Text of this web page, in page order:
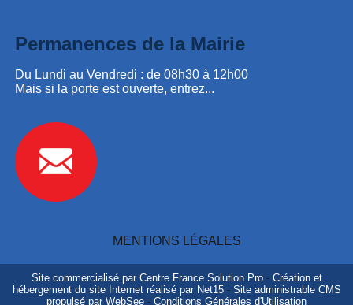
Permanences de la Mairie
Du Lundi au Vendredi : de 08h30 à 12h00
Mais si la porte est ouverte, entrez...
MENTIONS LÉGALES
Site commercialisé par Centre France Solution Pro- Création et
hébergement du site Internet réalisé par Net15- Site administrable CMS
propulsé par WebSee - Conditions Générales d'Utilisation